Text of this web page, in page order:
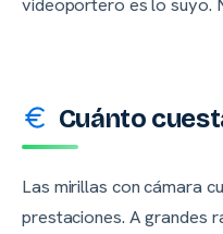
Cuánto
Las mirillas con cámara
prestaciones. A grandes